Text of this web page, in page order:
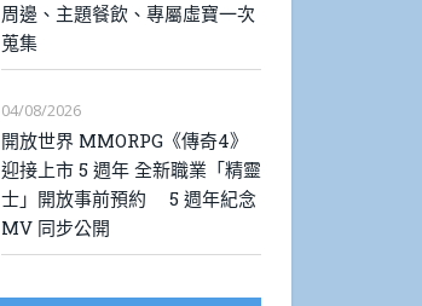
周邊、主題餐飲、專屬虛寶一次
蒐集
04/08/2026
開放世界 MMORPG《傳奇4》
迎接上市 5 週年 全新職業「精靈
士」開放事前預約 5 週年紀念
MV 同步公開